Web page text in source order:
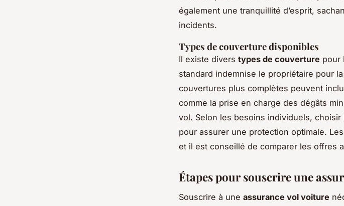
également une tranquillité d’esprit,
incidents.
Types de couverture disponibles
Il existe divers types de couverture pour
standard indemnise le propriétaire pour
couvertures plus complètes peuvent
comme la prise en charge des dégâts
vol. Selon les besoins individuels,
pour assurer une protection optimale.
et il est conseillé de comparer les offres
Étapes pour souscrire une
Souscrire à une assurance vol voiture